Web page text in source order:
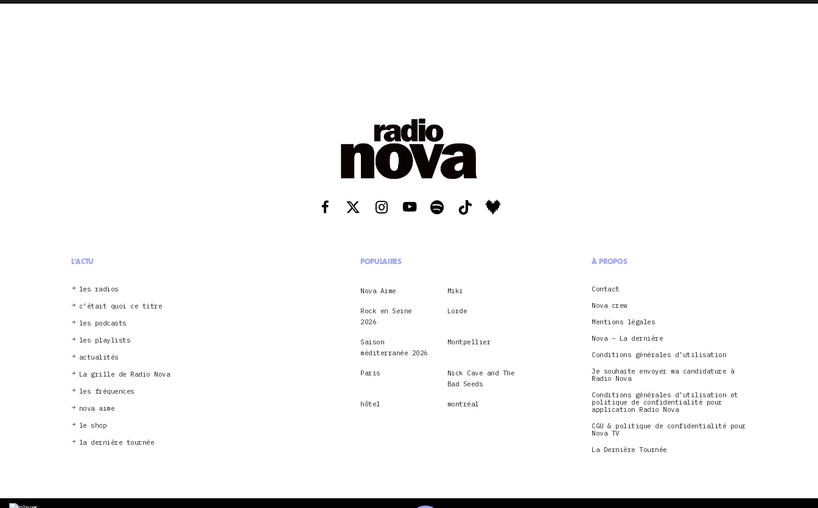
L'ACTU
les radios
c’était quoi ce titre
les podcasts
les playlists
actualités
La grille de Radio Nova
les fréquences
nova aime
le shop
la dernière tournée
POPULAIRES
Nova Aime Miki
Rock en Seine
2026
Lorde
Saison
méditerranée 2026
Montpellier
Paris
Nick Cave and The
Bad Seeds
hôtel montréal
À PROPOS
Contact
Nova crew
Mentions légales
Nova – La dernière
Conditions générales d’utilisation
Je souhaite envoyer ma candidature à
Radio Nova
Conditions générales d’utilisation et
politique de confidentialité pour
application Radio Nova
CGU & politique de confidentialité pour
Nova TV
La Dernière Tournée